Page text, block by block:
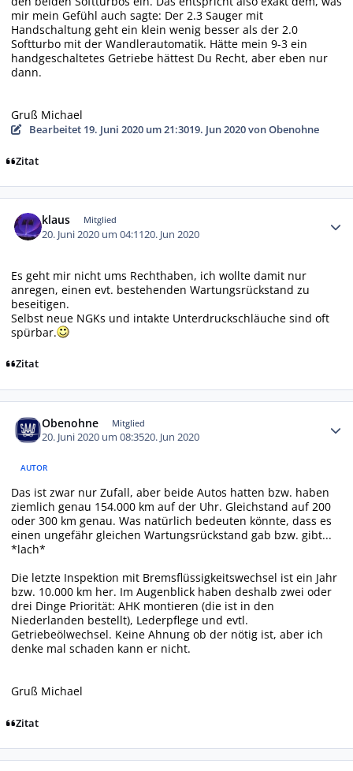
mir mein Gefühl auch sagte: Der 2.3 Sauger mit
Handschaltung geht ein klein wenig besser als der 2.0
Softturbo mit der Wandlerautomatik. Hätte mein 9-3 ein
handgeschaltetes Getriebe hättest Du Recht, aber eben nur
dann.
Gruß Michael
Bearbeitet 19. Juni 2020 um 21:3019. Jun 2020von Obenohne
Zitat
klaus Mitglied
20. Juni 2020 um 04:1120. Jun 2020
Es geht mir nicht ums Rechthaben, ich wollte damit nur
anregen, einen evt. bestehenden Wartungsrückstand zu
beseitigen.
Selbst neue NGKs und intakte Unterdruckschläuche sind oft
spürbar.
Zitat
Obenohne Mitglied
20. Juni 2020 um 08:3520. Jun 2020
AUTOR
Das ist zwar nur Zufall, aber beide Autos hatten bzw. haben
ziemlich genau 154.000 km auf der Uhr. Gleichstand auf 200
oder 300 km genau. Was natürlich bedeuten könnte, dass es
einen ungefähr gleichen Wartungsrückstand gab bzw. gibt...
*lach*
Die letzte Inspektion mit Bremsflüssigkeitswechsel ist ein Jahr
bzw. 10.000 km her. Im Augenblick haben deshalb zwei oder
drei Dinge Priorität: AHK montieren (die ist in den
Niederlanden bestellt), Lederpflege und evtl.
Getriebeölwechsel. Keine Ahnung ob der nötig ist, aber ich
denke mal schaden kann er nicht.
Gruß Michael
Zitat